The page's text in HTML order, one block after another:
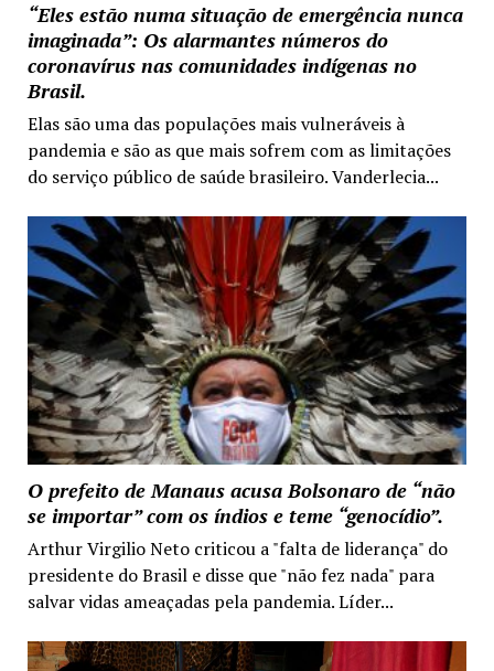
“Eles estão numa situação de emergência nunca
imaginada”: Os alarmantes números do
coronavírus nas comunidades indígenas no
Brasil.
Elas são uma das populações mais vulneráveis à
pandemia e são as que mais sofrem com as limitações
do serviço público de saúde brasileiro. Vanderlecia...
O prefeito de Manaus acusa Bolsonaro de “não
se importar” com os índios e teme “genocídio”.
Arthur Virgilio Neto criticou a "falta de liderança" do
presidente do Brasil e disse que "não fez nada" para
salvar vidas ameaçadas pela pandemia. Líder...